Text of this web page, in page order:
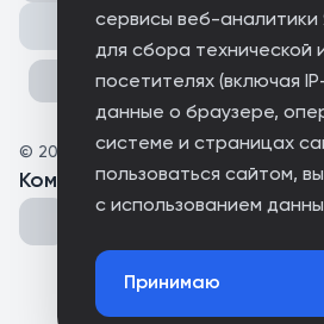
сервисы веб-аналитики
для сбора технической
посетителях (включая
данные о браузере,
системе и страницах
пользоваться сайтом,
с использованием
Принимаю
© 2025 ADICTIONOIZE
Комментарии(0 )